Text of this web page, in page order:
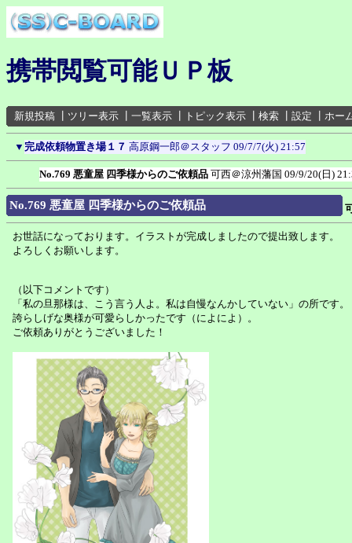
携帯閲覧可能ＵＰ板
新規投稿 ツリー表示 一覧表示 トピック表示 検索 設定 ホー
▼ 完成依頼物置き場１７ 高原鋼一郎＠スタッフ 09/7/7(火) 21:57
No.769 悪童屋 四季様からのご依頼品 可西＠涼州藩国 09/9/20(日)
No.769 悪童屋 四季様からのご依頼品
お世話になっております。イラストが完成しましたので提出致します。
よろしくお願いします。
（以下コメントです）
「私の旦那様は、こう言う人よ。私は自慢なんかしていない」の所です。
誇らしげな奥様が可愛らしかったです（によによ）。
ご依頼ありがとうございました！